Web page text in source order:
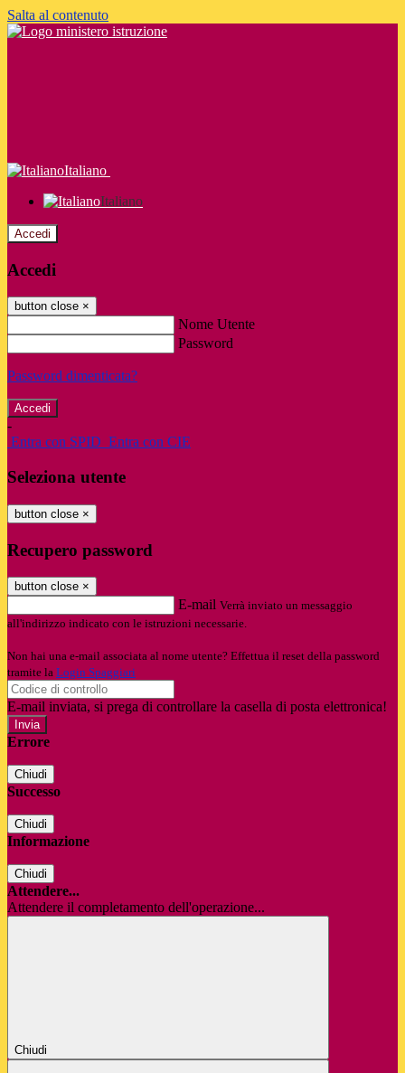
Salta al contenuto
Italiano
Italiano
Accedi
Accedi
button close ×
Nome Utente
Password
Password dimenticata?
-
Entra con SPID Entra con CIE
Seleziona utente
button close ×
Recupero password
button close ×
E-mail Verrà inviato un messaggio
all'indirizzo indicato con le istruzioni necessarie.
Non hai una e-mail associata al nome utente? Effettua il reset della password
tramite la Login Spaggiari
E-mail inviata, si prega di controllare la casella di posta elettronica!
Errore
Chiudi
Successo
Chiudi
Informazione
Chiudi
Attendere...
Attendere il completamento dell'operazione...
Chiudi